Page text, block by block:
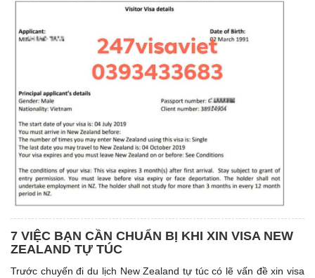
7 VIỆC BẠN CẦN CHUẨN BỊ KHI XIN VISA NEW
ZEALAND TỰ TÚC
Trước chuyến đi du lịch New Zealand tự túc có lẽ vấn đề xin visa